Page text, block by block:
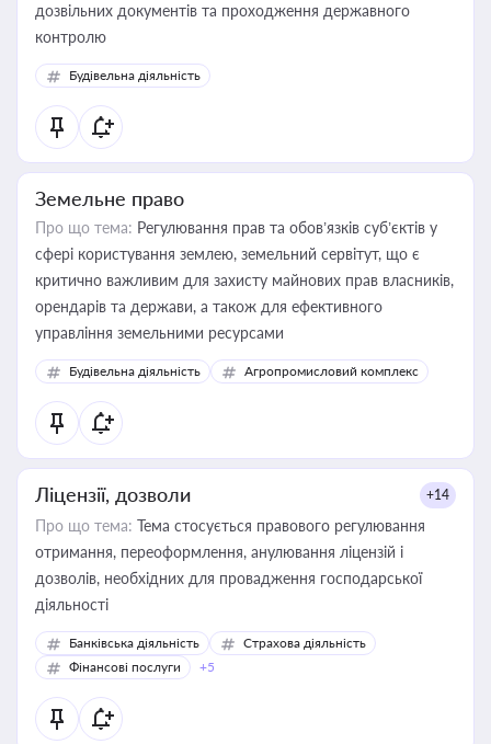
дозвільних документів та проходження державного
контролю
Будівельна діяльність
Земельне право
Про що тема: Регулювання прав та обов’язків суб’єктів у
сфері користування землею, земельний сервітут, що є
критично важливим для захисту майнових прав власників,
орендарів та держави, а також для ефективного
управління земельними ресурсами
Будівельна діяльність Агропромисловий комплекс
Ліцензії, дозволи +14
Про що тема: Тема стосується правового регулювання
отримання, переоформлення, анулювання ліцензій і
дозволів, необхідних для провадження господарської
діяльності
Банківська діяльність
Страхова діяльність
Фінансові послуги
+5